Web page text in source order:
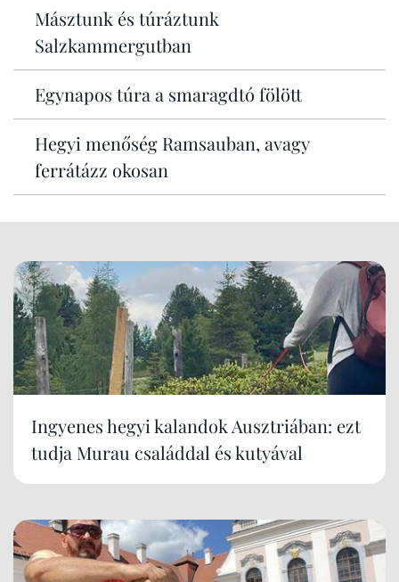
Másztunk és túráztunk
Salzkammergutban
Egynapos túra a smaragdtó fölött
Hegyi menőség Ramsauban, avagy
ferrátázz okosan
Ingyenes hegyi kalandok Ausztriában: ezt
tudja Murau családdal és kutyával